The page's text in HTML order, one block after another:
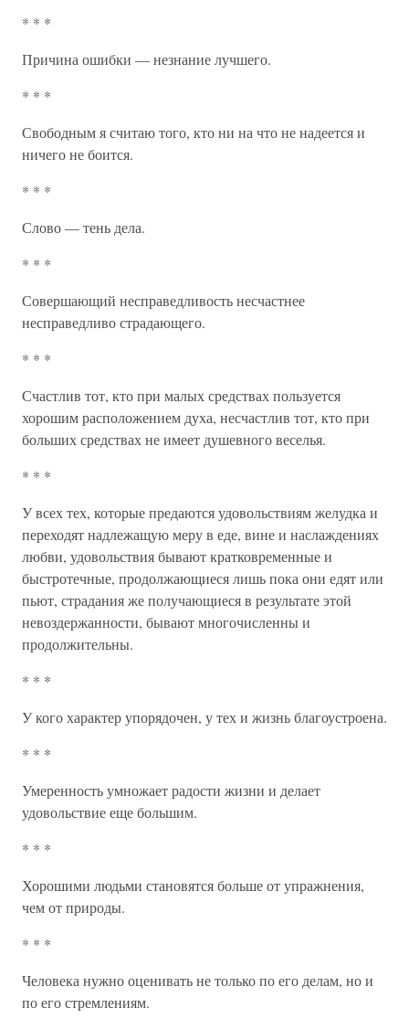
* * *
Причина ошибки — незнание лучшего.
* * *
Свободным я считаю того, кто ни на что не надеется и
ничего не боится.
* * *
Слово — тень дела.
* * *
Совершающий несправедливость несчастнее
несправедливо страдающего.
* * *
Счастлив тот, кто при малых средствах пользуется
хорошим расположением духа, несчастлив тот, кто при
больших средствах не имеет душевного веселья.
* * *
У всех тех, которые предаются удовольствиям желудка и
переходят надлежащую меру в еде, вине и наслаждениях
любви, удовольствия бывают кратковременные и
быстротечные, продолжающиеся лишь пока они едят или
пьют, страдания же получающиеся в результате этой
невоздержанности, бывают многочисленны и
продолжительны.
* * *
У кого характер упорядочен, у тех и жизнь благоустроена.
* * *
Умеренность умножает радости жизни и делает
удовольствие еще большим.
* * *
Хорошими людьми становятся больше от упражнения,
чем от природы.
* * *
Человека нужно оценивать не только по его делам, но и
по его стремлениям.